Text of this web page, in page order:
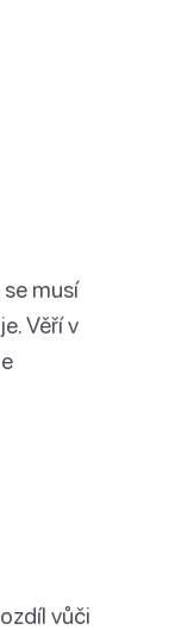
musí
Věří v
vůči